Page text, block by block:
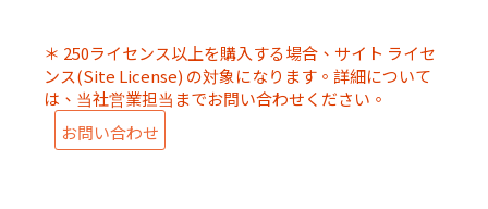
＊ 250ライセンス以上を購入する場合、サイト ライセ
ンス(Site License) の対象になります。詳細について
は、当社営業担当までお問い合わせください。
お問い合わせ